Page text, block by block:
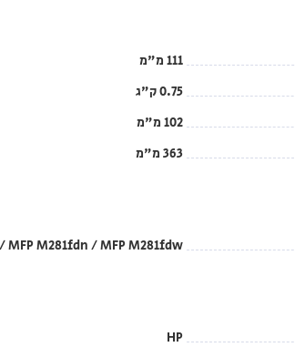
111 מ"מ
0.75 ק"ג
102 מ"מ
363 מ"מ
M281fdn / MFP M281fdw
HP